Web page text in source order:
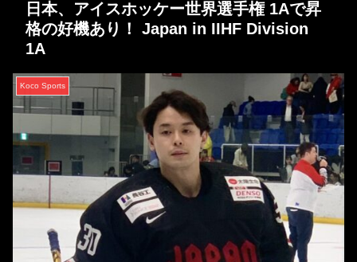
日本、アイスホッケー世界選手権 1Aで昇
格の好機あり！ Japan in IIHF Division
1A
Koco Sports